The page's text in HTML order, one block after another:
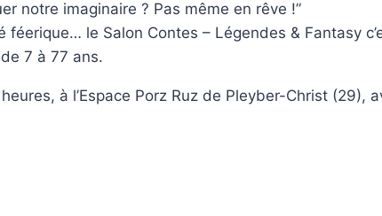
notre imaginaire ? Pas même en rêve !”
le Salon Contes – Légendes & Fantasy
7 à 77 ans.
à l’Espace Porz Ruz de Pleyber-Christ